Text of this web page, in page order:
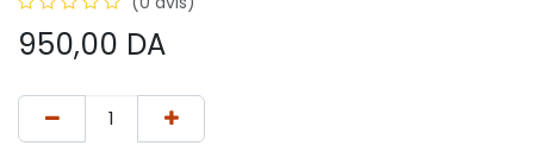
950,00 DA